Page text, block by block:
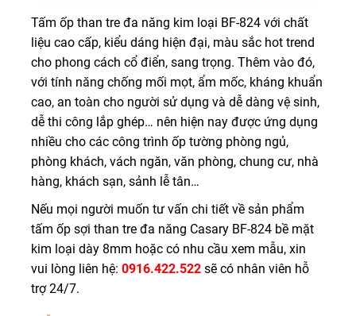
Tấm ốp than tre đa năng kim loại BF-824 với chất
liệu cao cấp, kiểu dáng hiện đại, màu sắc hot trend
cho phong cách cổ điển, sang trọng. Thêm vào đó,
với tính năng chống mối mọt, ẩm mốc, kháng khuẩn
cao, an toàn cho người sử dụng và dễ dàng vệ sinh,
dễ thi công lắp ghép… nên hiện nay được ứng dụng
nhiều cho các công trình ốp tường phòng ngủ,
phòng khách, vách ngăn, văn phòng, chung cư, nhà
hàng, khách sạn, sảnh lễ tân…
Nếu mọi người muốn tư vấn chi tiết về sản phẩm
tấm ốp sợi than tre đa năng Casary BF-824 bề mặt
kim loại dày 8mm hoặc có nhu cầu xem mẫu, xin
vui lòng liên hệ: 0916.422.522 sẽ có nhân viên hỗ
trợ 24/7.